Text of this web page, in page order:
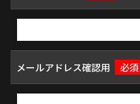
メールアドレス確認用 必須